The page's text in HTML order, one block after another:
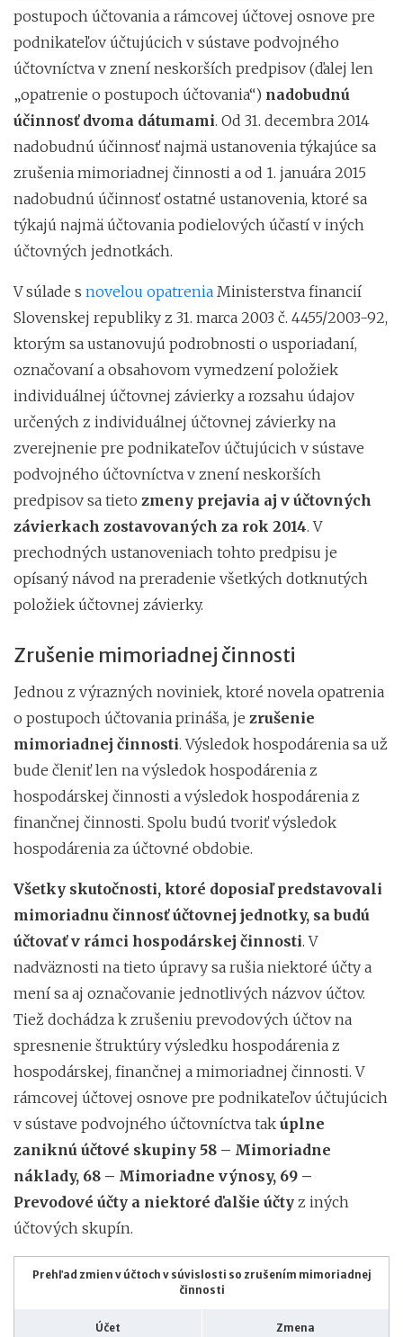
postupoch účtovania a rámcovej účtovej osnove pre
podnikateľov účtujúcich v sústave podvojného
účtovníctva v znení neskorších predpisov (ďalej len
„opatrenie o postupoch účtovania“) nadobudnú
účinnosť dvoma dátumami. Od 31. decembra 2014
nadobudnú účinnosť najmä ustanovenia týkajúce sa
zrušenia mimoriadnej činnosti a od 1. januára 2015
nadobudnú účinnosť ostatné ustanovenia, ktoré sa
týkajú najmä účtovania podielových účastí v iných
účtovných jednotkách.
V súlade s novelou opatrenia Ministerstva financií
Slovenskej republiky z 31. marca 2003 č. 4455/2003-92,
ktorým sa ustanovujú podrobnosti o usporiadaní,
označovaní a obsahovom vymedzení položiek
individuálnej účtovnej závierky a rozsahu údajov
určených z individuálnej účtovnej závierky na
zverejnenie pre podnikateľov účtujúcich v sústave
podvojného účtovníctva v znení neskorších
predpisov sa tieto zmeny prejavia aj v účtovných
závierkach zostavovaných za rok 2014. V
prechodných ustanoveniach tohto predpisu je
opísaný návod na preradenie všetkých dotknutých
položiek účtovnej závierky.
Zrušenie mimoriadnej činnosti
Jednou z výrazných noviniek, ktoré novela opatrenia
o postupoch účtovania prináša, je zrušenie
mimoriadnej činnosti. Výsledok hospodárenia sa už
bude členiť len na výsledok hospodárenia z
hospodárskej činnosti a výsledok hospodárenia z
finančnej činnosti. Spolu budú tvoriť výsledok
hospodárenia za účtovné obdobie.
Všetky skutočnosti, ktoré doposiaľ predstavovali
mimoriadnu činnosť účtovnej jednotky, sa budú
účtovať v rámci hospodárskej činnosti. V
nadväznosti na tieto úpravy sa rušia niektoré účty a
mení sa aj označovanie jednotlivých názvov účtov.
Tiež dochádza k zrušeniu prevodových účtov na
spresnenie štruktúry výsledku hospodárenia z
hospodárskej, finančnej a mimoriadnej činnosti. V
rámcovej účtovej osnove pre podnikateľov účtujúcich
v sústave podvojného účtovníctva tak úplne
zaniknú účtové skupiny 58 – Mimoriadne
náklady, 68 – Mimoriadne výnosy, 69 –
Prevodové účty a niektoré ďalšie účty z iných
účtových skupín.
Prehľad zmien v účtoch v súvislosti so zrušením mimoriadnej
činnosti
Účet Zmena